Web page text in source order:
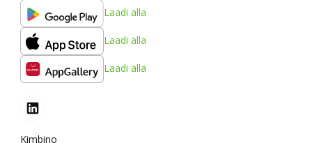
Laadi alla
Laadi alla
Laadi alla
Kimbino